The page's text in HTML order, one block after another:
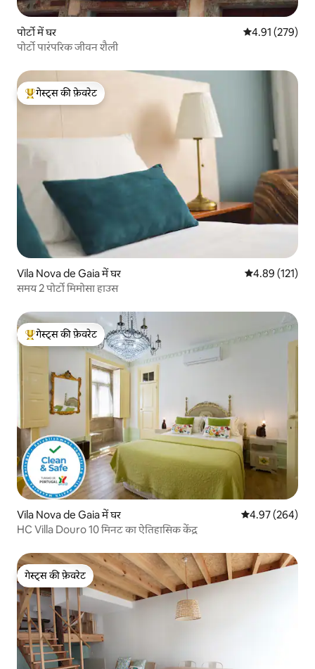
पोर्टो में घर औसत रेटिंग 5 में से
4.91 (279)
पोर्टो पारंपरिक जीवन शैली
गेस्ट्स का टॉप फ़ेवरेट
गेस्ट्स की फ़ेवरेट
Vila Nova de Gaia में घर औसत रेटिंग 5 में से
4.89 (121)
समय 2 पोर्टो मिमोसा हाउस
गेस्ट्स का टॉप फ़ेवरेट
गेस्ट्स की फ़ेवरेट
Vila Nova de Gaia में घर औसत रेटिंग 5 में से
4.97 (264)
HC Villa Douro 10 मिनट का ऐतिहासिक केंद्र
गेस्ट्स की फ़ेवरेट
गेस्ट्स की फ़ेवरेट